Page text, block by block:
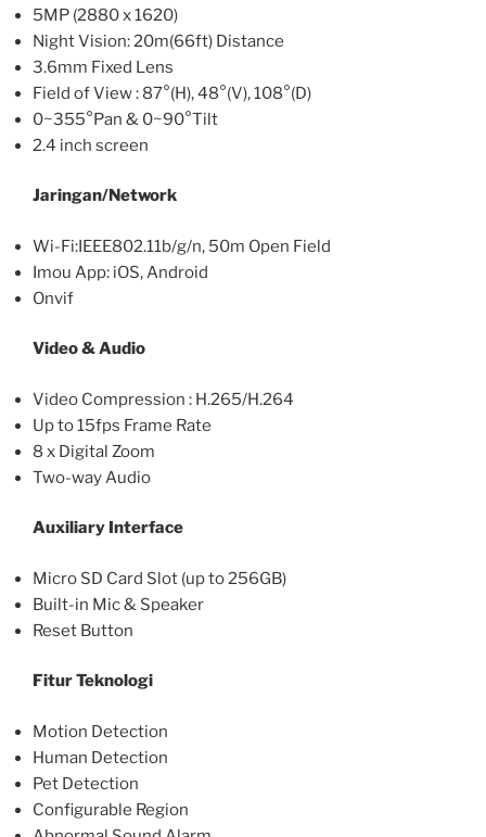
5MP (2880 x 1620)
Night Vision: 20m(66ft) Distance
3.6mm Fixed Lens
Field of View : 87°(H), 48°(V), 108°(D)
0~355°Pan & 0~90°Tilt
2.4 inch screen
Jaringan/Network
Wi-Fi:IEEE802.11b/g/n, 50m Open Field
Imou App: iOS, Android
Onvif
Video & Audio
Video Compression : H.265/H.264
Up to 15fps Frame Rate
8 x Digital Zoom
Two-way Audio
Auxiliary Interface
Micro SD Card Slot (up to 256GB)
Built-in Mic & Speaker
Reset Button
Fitur Teknologi
Motion Detection
Human Detection
Pet Detection
Configurable Region